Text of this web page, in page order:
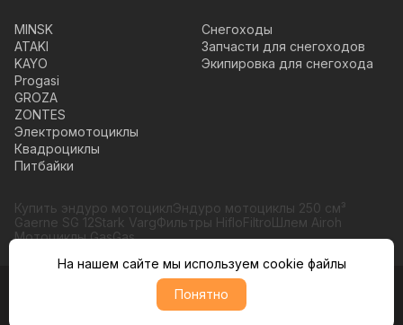
MINSK
ATAKI
KAYO
Progasi
GROZA
ZONTES
Электромотоциклы
Квадроциклы
Питбайки
Снегоходы
Запчасти для снегоходов
Экипировка для снегохода
Купить эндуро мотоциклЭндуро мотоциклы 250 см³
Gaerne SG 12Stark VargФильтры HifloFiltroШлем Airoh
Мотоциклы GasGas
© Moto365, Все права защищены
Политика обратботки персональных данных
На нашем сайте мы используем cookie файлы
Понятно